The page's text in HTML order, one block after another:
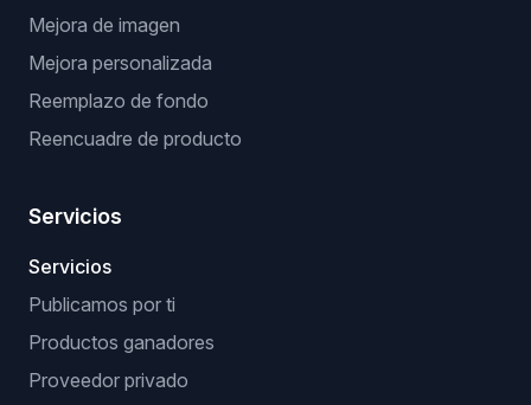
Mejora de imagen
Mejora personalizada
Reemplazo de fondo
Reencuadre de producto
Servicios
Servicios
Publicamos por ti
Productos ganadores
Proveedor privado